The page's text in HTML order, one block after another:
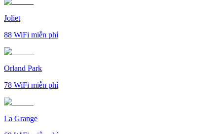
Joliet
88 WiFi miễn phí
Orland Park
78 WiFi miễn phí
La Grange